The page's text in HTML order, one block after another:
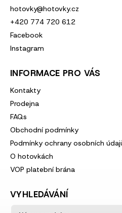
hotovky@hotovky.cz
+420 774 720 612
Facebook
Instagram
INFORMACE PRO VÁS
Kontakty
Prodejna
FAQs
Obchodní podmínky
Podmínky ochrany osobních
O hotovkách
VOP platební brána
VYHLEDÁVÁNÍ